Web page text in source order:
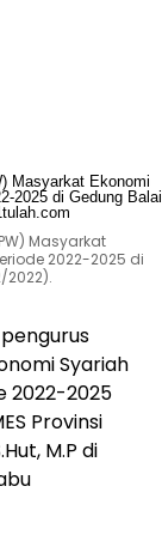
Masyarkat
2022-2025 di
2022).
Syariah
2022-2025
Provinsi
M.P di